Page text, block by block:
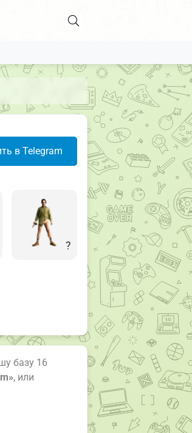
в Telegram
?
базу 16
, или